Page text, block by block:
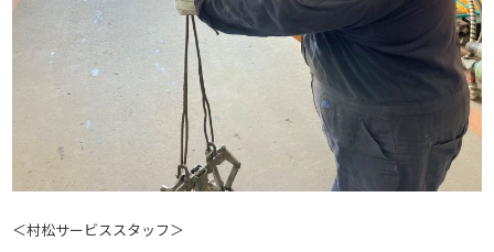
＜村松サービススタッフ＞